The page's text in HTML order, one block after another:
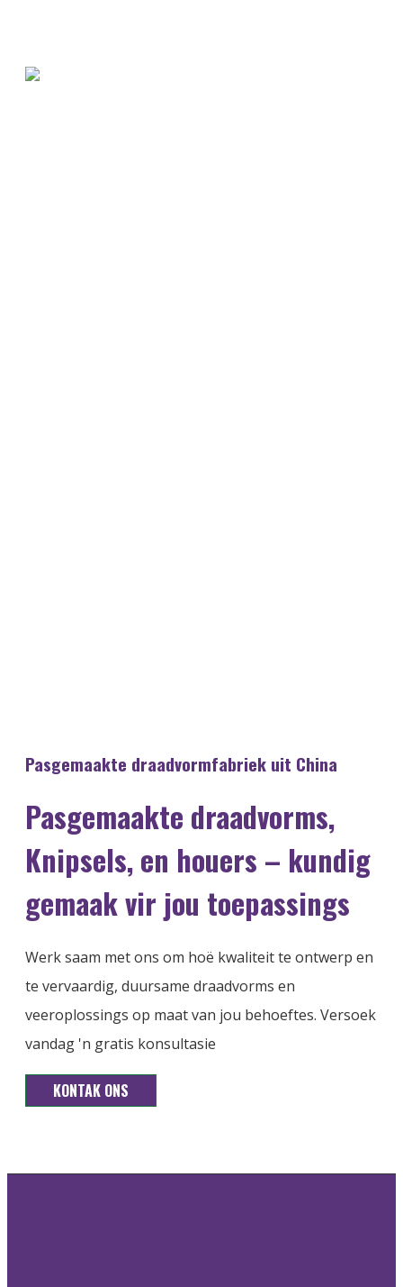
Pasgemaakte draadvormfabriek uit China
Pasgemaakte draadvorms,
Knipsels, en houers – kundig
gemaak vir jou toepassings
Werk saam met ons om hoë kwaliteit te ontwerp en
te vervaardig, duursame draadvorms en
veeroplossings op maat van jou behoeftes. Versoek
vandag 'n gratis konsultasie
KONTAK ONS